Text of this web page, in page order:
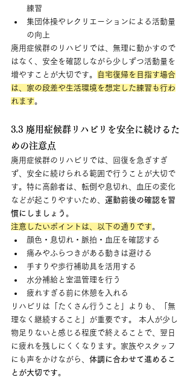
練習
集団体操やレクリエーションによる活動量
の向上
廃用症候群のリハビリでは、無理に動かすので
はなく、安全を確認しながら少しずつ活動量を
増やすことが大切です。
自宅復帰を目指す場合
は、家の段差や生活環境を想定した練習も行わ
れます。
3.3 廃用症候群リハビリを安全に続けるた
めの注意点
廃用症候群のリハビリでは、回復を急ぎすぎ
ず、安全に続けられる範囲で行うことが大切で
す。特に高齢者は、転倒や息切れ、血圧の変化
などが起こりやすいため、 運動前後の確認を習
慣にしましょう 。
注意したいポイントは、以下の通りです。
顔色・息切れ・脈拍・血圧を確認する
痛みやふらつきがある動きは避ける
手すりや歩行補助具を活用する
水分補給と室温管理を行う
疲れすぎる前に休憩を入れる
リハビリは「たくさん行うこと」よりも、「無
理なく継続すること」が重要です。 本人が少し
物足りないと感じる程度で終えることで、翌日
に疲れを残しにくくなります。家族やスタッフ
にも声をかけながら、 体調に合わせて進めるこ
とが大切です。